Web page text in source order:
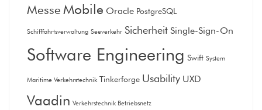
Messe Mobile Oracle PostgreSQL
Schifffahrtsverwaltung Seeverkehr Sicherheit Single-Sign-On
Software Engineering Swift System
Maritime Verkehrstechnik Tinkerforge Usability UXD
Vaadin Verkehrstechnik Betriebsnetz